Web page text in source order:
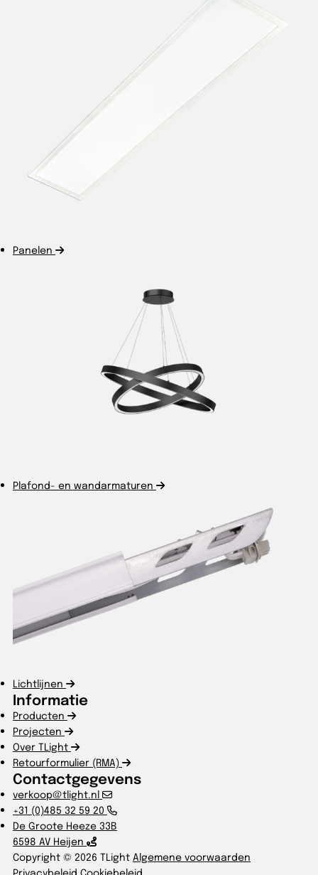
Panelen
Plafond- en wandarmaturen
Lichtlijnen
Informatie
Producten
Projecten
Over TLight
Retourformulier (RMA)
Contactgegevens
verkoop@tlight.nl
+31 (0)485 32 59 20
De Groote Heeze 33B
6598 AV Heijen
Copyright © 2026 TLight Algemene voorwaarden
Privacybeleid Cookiebeleid